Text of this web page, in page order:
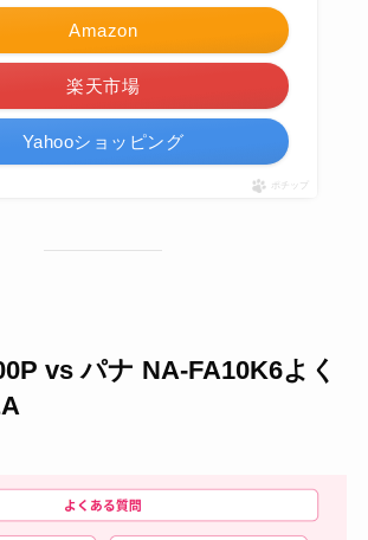
Amazon
楽天市場
Yahooショッピング
ポチップ
vs パナ NA-FA10K6よく